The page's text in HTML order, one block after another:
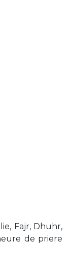
Fajr, Dhuhr,
de priere